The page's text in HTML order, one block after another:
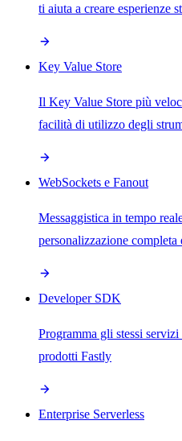
ti aiuta a creare esperienze
Key Value Store
Il Key Value Store più
facilità di utilizzo degli
WebSockets e Fanout
Messaggistica in tempo
personalizzazione
Developer SDK
Programma gli stessi
prodotti Fastly
Enterprise Serverless